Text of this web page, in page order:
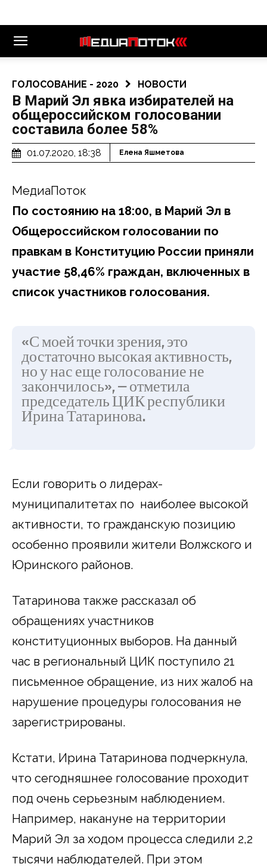
ГОЛОСОВАНИЕ - 2020 НОВОСТИ
В Марий Эл явка избирателей на
общероссийском голосовании
составила более 58%
01.07.2020, 18:38 Елена Яшметова
МедиаПоток
По состоянию на 18:00, в Марий Эл в
Общероссийском голосовании по
правкам в Конституцию России приняли
участие 58,46% граждан, включенных в
список участников голосования.
«С моей точки зрения, это
достаточно высокая активность,
но у нас еще голосование не
закончилось», — отметила
председатель ЦИК республики
Ирина Татаринова.
Если говорить о лидерах-
муниципалитетах по наиболее высокой
активности, то гражданскую позицию
особенно проявили жители Волжского и
Юринского районов.
Татаринова также рассказал об
обращениях участников
конституционных выборов. На данный
час в региональный ЦИК поступило 21
письменное обращение, из них жалоб на
нарушение процедуры голосования не
зарегистрированы.
Кстати, Ирина Татаринова подчеркнула,
что сегодняшнее голосование проходит
под очень серьезным наблюдением.
Например, накануне на территории
Марий Эл за ходом процесса следили 2,2
тысячи наблюдателей. При этом